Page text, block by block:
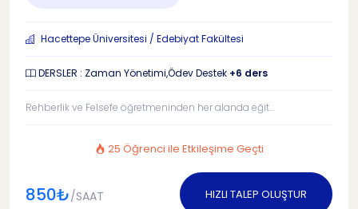
Hacettepe Üniversitesi / Edebiyat Fakültesi
DERSLER : Zaman Yönetimi,Ödev Destek +6 ders
Rehberlik ve Felsefe öğretmeninden her alanda eğit...
25 Öğrenci ile Etkileşime Geçti
850₺/SAAT HIZLI TALEP OLUŞTUR